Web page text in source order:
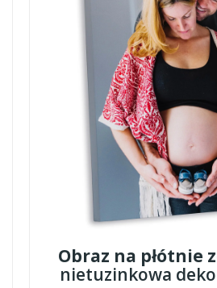
Obraz na płótnie
nietuzinkowa